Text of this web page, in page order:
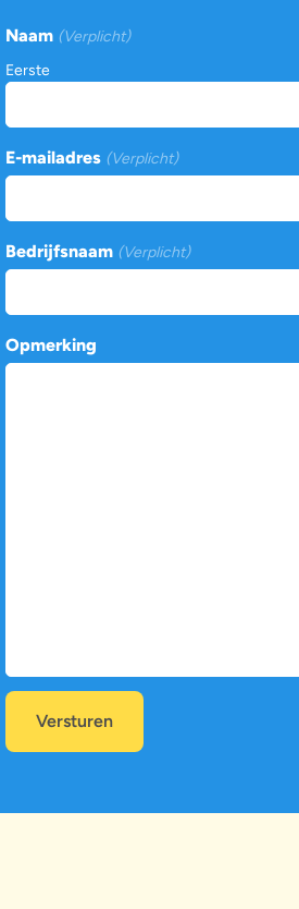
Naam (Verplicht)
Eerste
E-mailadres (Verplicht)
Bedrijfsnaam (Verplicht)
Opmerking